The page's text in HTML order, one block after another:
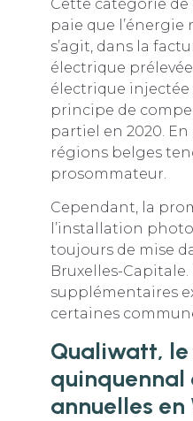
Cette catégorie
paie que l’énergie
s’agit, dans la
électrique
électrique injectée
principe de
partiel en 2020.
régions belges
prosommateur.
Cependant, la
l’installation
toujours de mise
Bruxelles-
supplémentaires
certaines
Qualiwatt, le
quinquennal
annuelles en